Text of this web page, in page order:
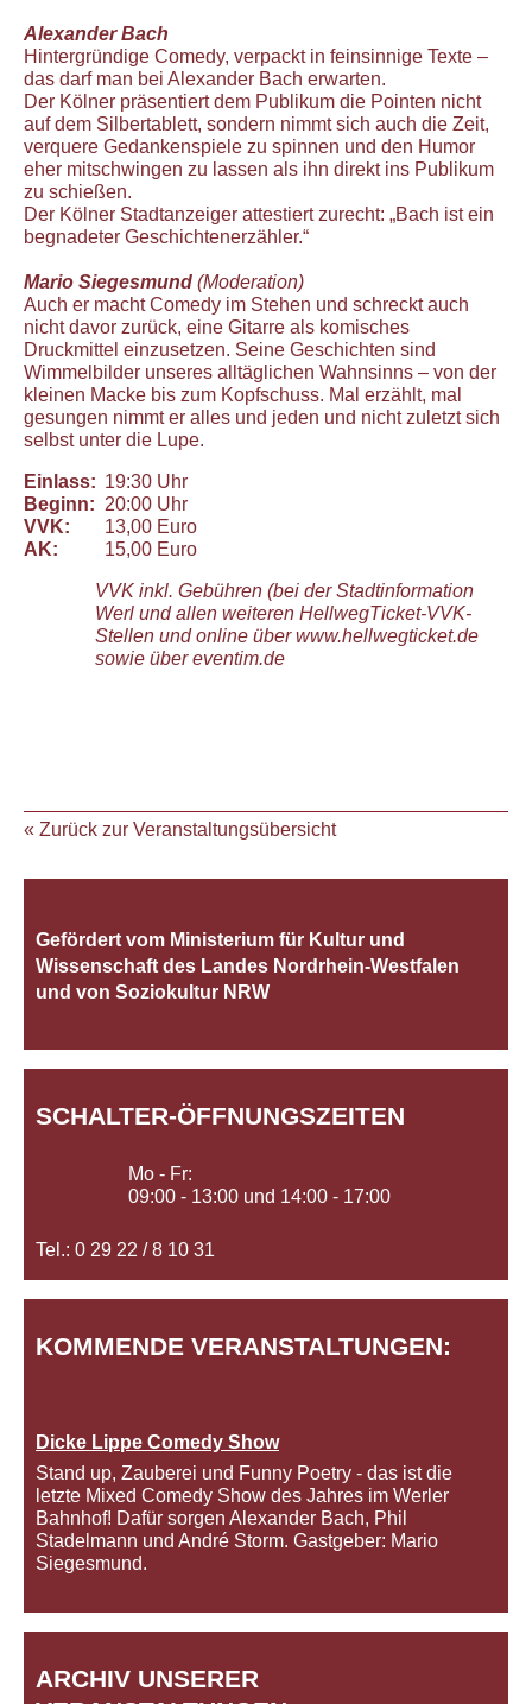
Alexander Bach
Hintergründige Comedy, verpackt in feinsinnige Texte –
das darf man bei Alexander Bach erwarten.
Der Kölner präsentiert dem Publikum die Pointen nicht
auf dem Silbertablett, sondern nimmt sich auch die Zeit,
verquere Gedankenspiele zu spinnen und den Humor
eher mitschwingen zu lassen als ihn direkt ins Publikum
zu schießen.
Der Kölner Stadtanzeiger attestiert zurecht: „Bach ist ein
begnadeter Geschichtenerzähler.“
Mario Siegesmund (Moderation)
Auch er macht Comedy im Stehen und schreckt auch
nicht davor zurück, eine Gitarre als komisches
Druckmittel einzusetzen. Seine Geschichten sind
Wimmelbilder unseres alltäglichen Wahnsinns – von der
kleinen Macke bis zum Kopfschuss. Mal erzählt, mal
gesungen nimmt er alles und jeden und nicht zuletzt sich
selbst unter die Lupe.
Einlass: 19:30 Uhr
Beginn: 20:00 Uhr
VVK:
13,00 Euro
AK:
15,00 Euro
VVK inkl. Gebühren (bei der Stadtinformation
Werl und allen weiteren HellwegTicket-VVK-
Stellen und online über www.hellwegticket.de
sowie über eventim.de
« Zurück zur Veranstaltungsübersicht
Gefördert vom Ministerium für Kultur und
Wissenschaft des Landes Nordrhein‐Westfalen
und von Soziokultur NRW
SCHALTER-ÖFFNUNGSZEITEN
Mo - Fr:
09:00 - 13:00 und 14:00 - 17:00
Tel.: 0 29 22 / 8 10 31
KOMMENDE VERANSTALTUNGEN:
Dicke Lippe Comedy Show
Stand up, Zauberei und Funny Poetry - das ist die
letzte Mixed Comedy Show des Jahres im Werler
Bahnhof! Dafür sorgen Alexander Bach, Phil
Stadelmann und André Storm. Gastgeber: Mario
Siegesmund.
ARCHIV UNSERER